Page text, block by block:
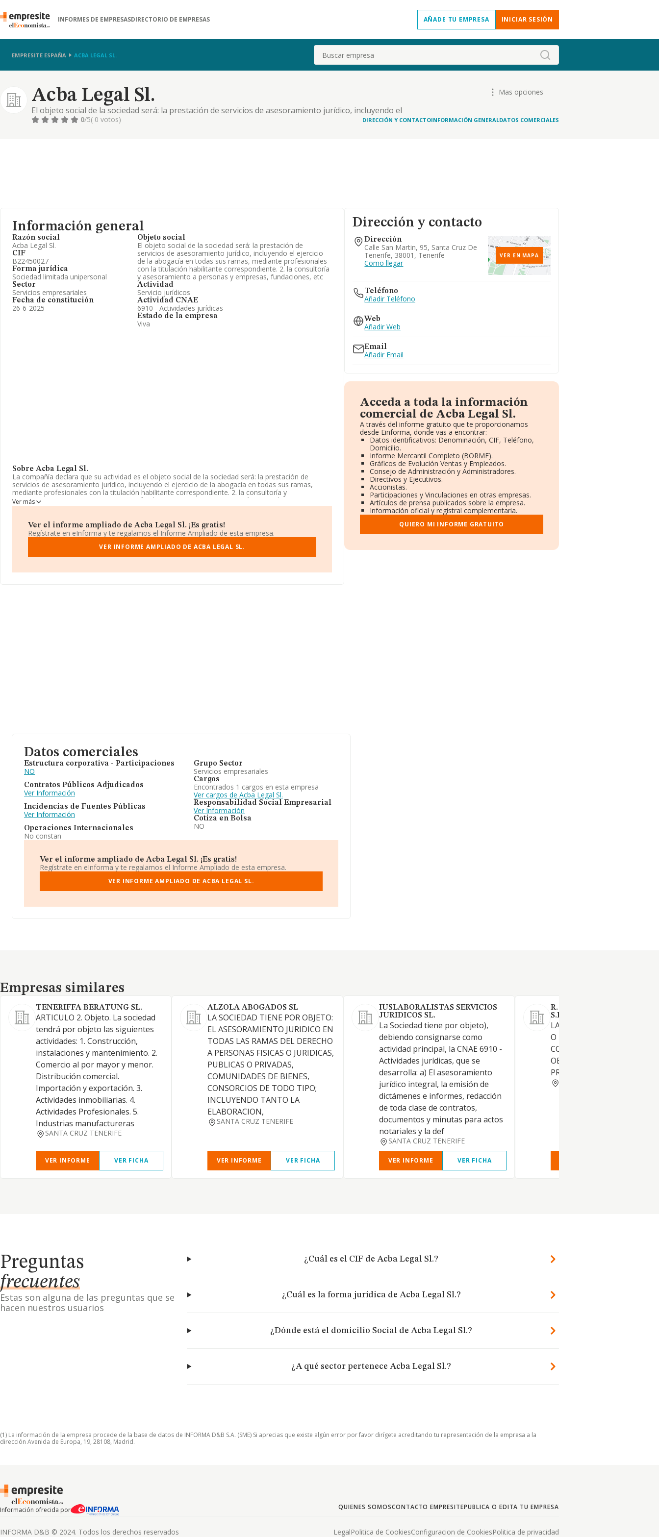
INFORMES DE EMPRESASDIRECTORIO DE EMPRESAS AÑADE TU EMPRESA INICIAR SESIÓN
EMPRESITE ESPAÑA ACBA LEGAL SL. Buscar
Acba Legal Sl.
El objeto social de la sociedad será: la prestación de servicios de asesoramiento jurídico, incluyendo el
ejercicio de la abogacía en todas sus ramas, mediante profesionales con la titulación habilitante
Mas opciones
0/5( 0 votos) DIRECCIÓN Y CONTACTOINFORMACIÓN GENERALDATOS COMERCIALES
Información general
Razón social
Acba Legal Sl.
CIF
B22450027
Forma jurídica
Sociedad limitada unipersonal
Sector
Servicios empresariales
Fecha de constitución
26-6-2025
Objeto social
El objeto social de la sociedad será: la prestación de
servicios de asesoramiento jurídico, incluyendo el ejercicio
de la abogacía en todas sus ramas, mediante profesionales
con la titulación habilitante correspondiente. 2. la consultoría
y asesoramiento a personas y empresas, fundaciones, etc
Actividad
Servicio jurídicos
Actividad CNAE
6910 - Actividades jurídicas
Estado de la empresa
Viva
Sobre Acba Legal Sl.
La compañía declara que su actividad es el objeto social de la sociedad será: la prestación de
servicios de asesoramiento jurídico, incluyendo el ejercicio de la abogacía en todas sus ramas,
mediante profesionales con la titulación habilitante correspondiente. 2. la consultoría y
asesoramiento a personas y empresas, fundaciones, etc. La empresa está registrada como
Sociedad Limitada. Su CNAE corresponde a 6910 con código 'Actividades jurídicas'. La empresa no
La compañíaAcba Legal S.L, con número de identificación fiscal B22450027, tiene su domicilio
social establecido en Calle San Martin núm. 95, (38001), Santa Cruz De Tenerife, Islas Canarias.
En base a la información de la que dispone INFORMA sobre 28.030 compañías, en el ámbito
compañías es de 224 mil euros de ventas. Teniendo en cuenta la información sobre Santa Cruz De
Ver más
Ver el informe ampliado de Acba Legal Sl. ¡Es gratis!
Regístrate en eInforma y te regalamos el Informe Ampliado de esta empresa.
VER INFORME AMPLIADO DE ACBA LEGAL SL.
Dirección y contacto
Dirección
Calle San Martin, 95, Santa Cruz De
Tenerife, 38001, Tenerife
Como llegar
VER EN MAPA
Teléfono
Añadir Teléfono
Web
Añadir Web
Email
Añadir Email
Acceda a toda la información
comercial de Acba Legal Sl.
A través del informe gratuito que te proporcionamos
desde Einforma, donde vas a encontrar:
Datos identificativos: Denominación, CIF, Teléfono,
Domicilio.
Informe Mercantil Completo (BORME).
Gráficos de Evolución Ventas y Empleados.
Consejo de Administración y Administradores.
Directivos y Ejecutivos.
Accionistas.
Participaciones y Vinculaciones en otras empresas.
Artículos de prensa publicados sobre la empresa.
Información oficial y registral complementaria.
QUIERO MI INFORME GRATUITO
Datos comerciales
Estructura corporativa - Participaciones
NO
Contratos Públicos Adjudicados
Ver Información
Incidencias de Fuentes Públicas
Ver Información
Operaciones Internacionales
No constan
Grupo Sector
Servicios empresariales
Cargos
Encontrados 1 cargos en esta empresa
Ver cargos de Acba Legal Sl.
Responsabilidad Social Empresarial
Ver Información
Cotiza en Bolsa
NO
Ver el informe ampliado de Acba Legal Sl. ¡Es gratis!
Regístrate en eInforma y te regalamos el Informe Ampliado de esta empresa.
VER INFORME AMPLIADO DE ACBA LEGAL SL.
Empresas similares
Empresas similares
TENERIFFA BERATUNG SL.
ARTICULO 2. Objeto. La sociedad
tendrá por objeto las siguientes
actividades: 1. Construcción,
instalaciones y mantenimiento. 2.
Comercio al por mayor y menor.
Distribución comercial.
Importación y exportación. 3.
Actividades inmobiliarias. 4.
Actividades Profesionales. 5.
Industrias manufactureras
SANTA CRUZ TENERIFE
VER INFORME VER FICHA
ALZOLA ABOGADOS SL
LA SOCIEDAD TIENE POR OBJETO:
EL ASESORAMIENTO JURIDICO EN
TODAS LAS RAMAS DEL DERECHO
A PERSONAS FISICAS O JURIDICAS,
PUBLICAS O PRIVADAS,
COMUNIDADES DE BIENES,
CONSORCIOS DE TODO TIPO;
INCLUYENDO TANTO LA
ELABORACION,
SANTA CRUZ TENERIFE
VER INFORME VER FICHA
IUSLABORALISTAS SERVICIOS
JURIDICOS SL.
La Sociedad tiene por objeto),
debiendo consignarse como
actividad principal, la CNAE 6910 -
Actividades jurídicas, que se
desarrolla: a) El asesoramiento
jurídico integral, la emisión de
dictámenes e informes, redacción
de toda clase de contratos,
documentos y minutas para actos
notariales y la def
SANTA CRUZ TENERIFE
VER INFORME VER FICHA
R. B. ABOGADOS E
S.L.
LA URBANIZACION,
O ROTURACION DE FINCAS
CONSTRUCCION Y
OBRAS DE CARACTER
PRIVADO
Preguntas
frecuentes
Estas son alguna de las preguntas que se
hacen nuestros usuarios
¿Cuál es el CIF de Acba Legal Sl.?
¿Cuál es la forma jurídica de Acba Legal Sl.?
¿Dónde está el domicilio Social de Acba Legal Sl.?
¿A qué sector pertenece Acba Legal Sl.?
(1) La información de la empresa procede de la base de datos de INFORMA D&B S.A. (SME) Si aprecias que existe algún error por favor dirígete acreditando tu representación de la empresa a la
dirección Avenida de Europa, 19, 28108, Madrid.
Información ofrecida por QUIENES SOMOSCONTACTO EMPRESITEPUBLICA O EDITA TU EMPRESA
INFORMA D&B © 2024. Todos los derechos reservados LegalPolitica de CookiesConfiguracion de CookiesPolitica de privacidad